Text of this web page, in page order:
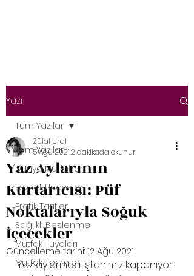
Yazı
Tüm Yazılar
Dünya Mutfakları
Lezzet Hikayeleri
Pratik Tarifler
Sağlıklı Beslenme
Mutfak Tüyoları
Mutfak Terimleri
Tüm Yazılar
Yaz Aylarının
Kurtarıcısı: Püf
Noktalarıyla Soğuk
İçecekler
Zülal Ural
5 Ağu 20212 dakikada okunur
Güncelleme tarihi: 12 Ağu 2021
Yaz aylarında iştahımız kapanıyor